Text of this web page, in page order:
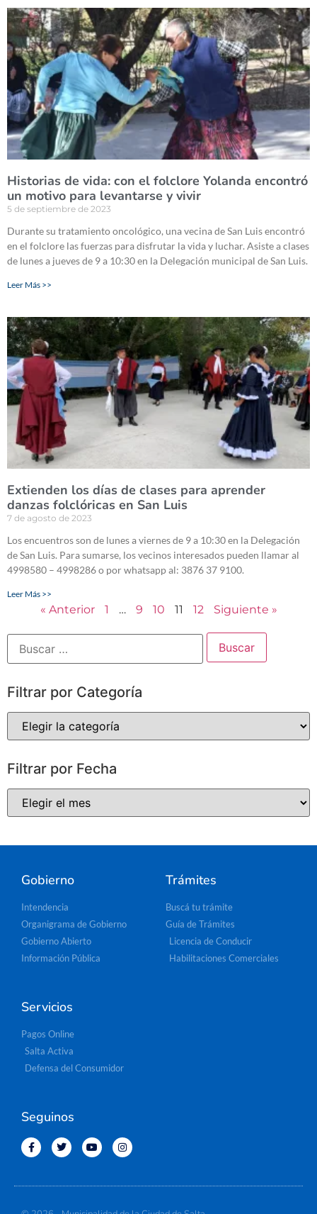
Historias de vida: con el folclore Yolanda encontró
un motivo para levantarse y vivir
5 de septiembre de 2023
Durante su tratamiento oncológico, una vecina de San Luis encontró
en el folclore las fuerzas para disfrutar la vida y luchar. Asiste a clases
de lunes a jueves de 9 a 10:30 en la Delegación municipal de San Luis.
Leer Más >>
Extienden los días de clases para aprender
danzas folclóricas en San Luis
7 de agosto de 2023
Los encuentros son de lunes a viernes de 9 a 10:30 en la Delegación
de San Luis. Para sumarse, los vecinos interesados pueden llamar al
4998580 – 4998286 o por whatsapp al: 3876 37 9100.
Leer Más >>
« Anterior 1 … 9 10 11 12 Siguiente »
Filtrar por Categoría
Filtrar por Fecha
Gobierno
Intendencia
Organigrama de Gobierno
Gobierno Abierto
Información Pública
Trámites
Buscá tu trámite
Guía de Trámites
Licencia de Conducir
Habilitaciones Comerciales
Servicios
Pagos Online
Salta Activa
Defensa del Consumidor
Seguinos